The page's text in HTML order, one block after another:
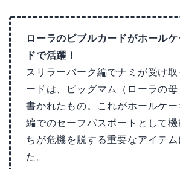
ローラのビブルカードがホール
ドで活躍！
スリラーバーク編でナミが受け
ードは、ビッグマム（ローラの
書かれたもの。これがホールケー
編でのセーフパスポートとして機
ちが危機を脱する重要なアイテム
た。